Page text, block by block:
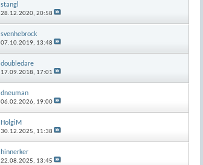
stangl
28.12.2020,20:58
svenhebrock
07.10.2019, 13:48
doubledare
17.09.2018, 17:01
dneuman
06.02.2026, 19:00
HolgiM
30.12.2025, 11:38
hinnerker
22.08.2025, 13:45